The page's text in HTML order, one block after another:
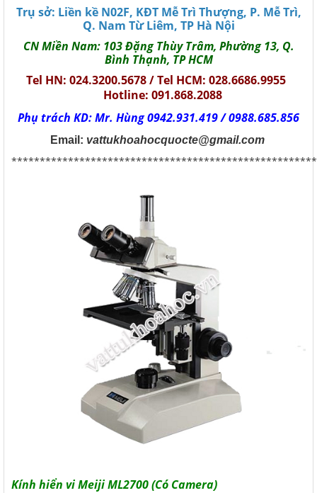
Trụ sở: Liền kề N02F, KĐT Mễ Trì Thượng, P. Mễ Trì,
Q. Nam Từ Liêm, TP Hà Nội
CN Miền Nam: 103 Đặng Thùy Trâm, Phường 13, Q.
Bình Thạnh, TP HCM
Tel HN: 024.3200.5678 / Tel HCM: 028.6686.9955
Hotline: 091.868.2088
Phụ trách KD: Mr. Hùng 0942.931.419 / 0988.685.856
Email: vattukhoahocquocte@gmail.com
Kính hiển vi Meiji ML2700 (Có Camera)